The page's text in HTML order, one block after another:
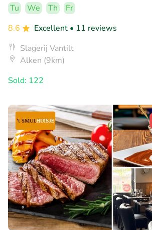
Tu We Th
Fr
8.6
Excellent • 11 reviews
Slagerij Vantilt
Alken (9km)
Sold: 122